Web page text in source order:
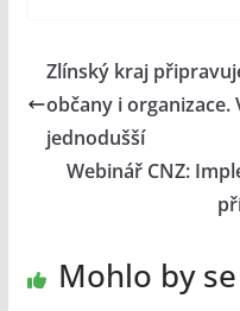
Zlínský kraj
občany i
jednodušší
Webinář CNZ:
Mohlo by